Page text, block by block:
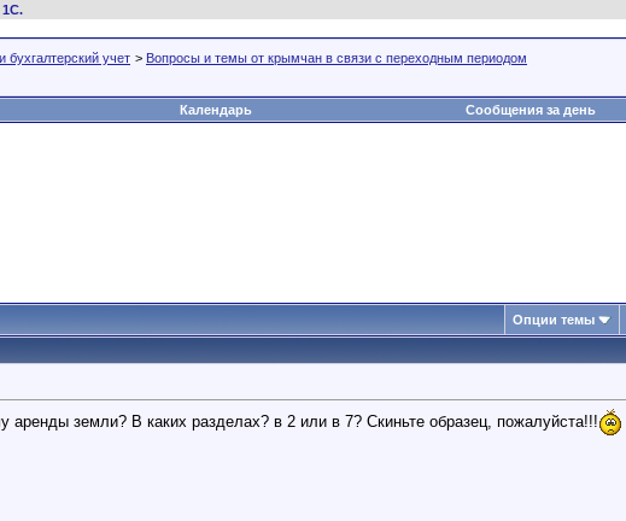
1С.
бухгалтерский учет > Вопросы и темы от крымчан в связи с переходным периодом
Календарь Сообщения за день
Опции темы
земли? В каких разделах? в 2 или в 7? Скиньте образец, пожалуйста!!!